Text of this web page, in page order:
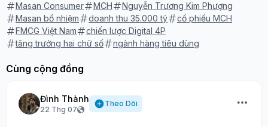
Masan Consumer MCH
Nguyễn Trương Kim Phượng
Masan bổ nhiệm
doanh thu 35.000 tỷ
cổ phiếu MCH
FMCG Việt Nam
chiến lược Digital 4P
tăng trưởng hai chữ số
ngành hàng tiêu dùng
Cùng cộng đồng
Đình Thành
22 Thg 07
Theo Dõi